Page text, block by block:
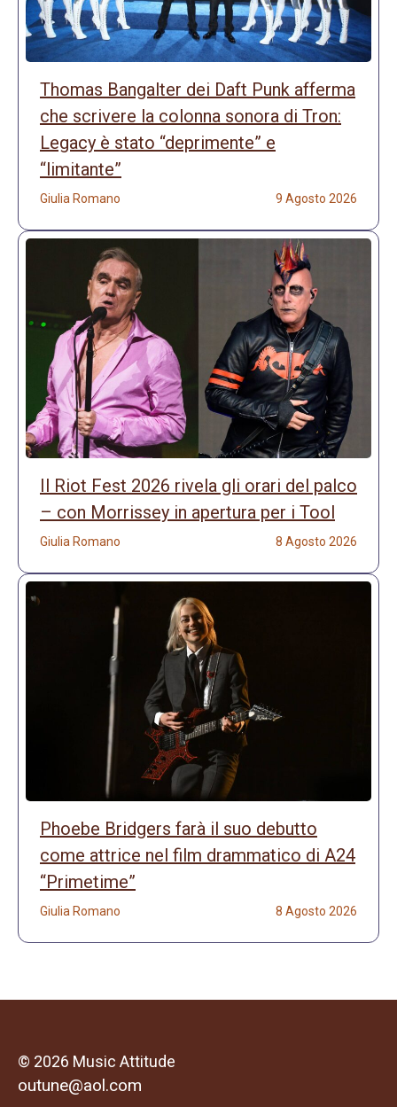
Thomas Bangalter dei Daft Punk afferma
che scrivere la colonna sonora di Tron:
Legacy è stato “deprimente” e
“limitante”
Giulia Romano 9 Agosto 2026
Il Riot Fest 2026 rivela gli orari del palco
– con Morrissey in apertura per i Tool
Giulia Romano 8 Agosto 2026
Phoebe Bridgers farà il suo debutto
come attrice nel film drammatico di A24
“Primetime”
Giulia Romano 8 Agosto 2026
© 2026 Music Attitude
outune@aol.com